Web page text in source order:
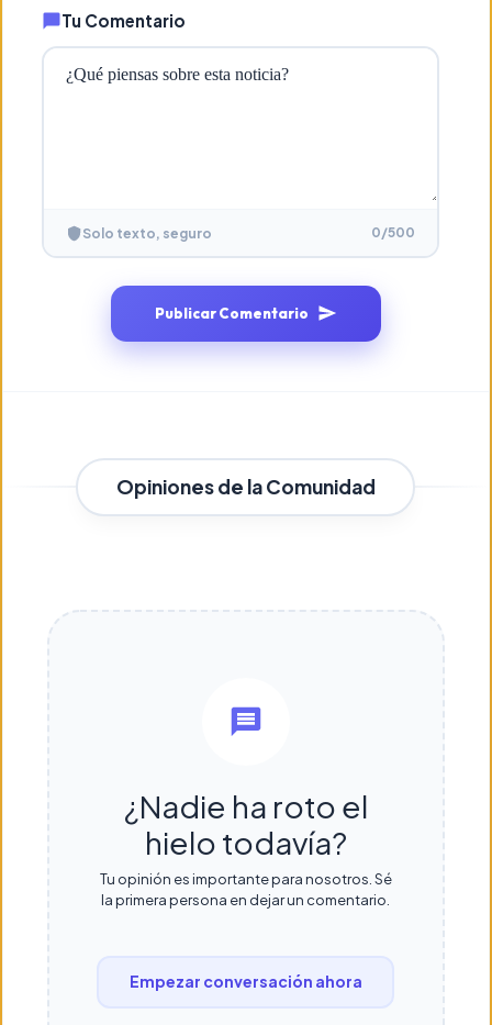
Tu Comentario
Solo texto, seguro 0/500
Publicar Comentario
Opiniones de la Comunidad
¿Nadie ha roto el
hielo todavía?
Tu opinión es importante para nosotros. Sé
la primera persona en dejar un comentario.
Empezar conversación ahora